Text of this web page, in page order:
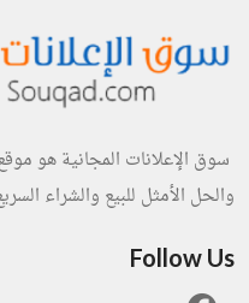
سوق الإعلانات المجانية هو
والحل الأمثل للبيع والشراء
Follow Us